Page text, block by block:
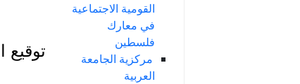
القومية الاجتماعية
في معارك
فلسطين
مركزية الجامعة
العربية
توقيع